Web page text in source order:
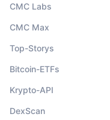
CMC Labs
CMC Max
Top-Storys
Bitcoin-ETFs
Krypto-API
DexScan